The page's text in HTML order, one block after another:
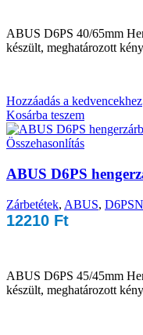
ABUS D6PS 40/65mm
készült, meghatározott
Hozzáadás a kedvencekhez
Kosárba teszem
Összehasonlítás
ABUS D6PS
Zárbetétek, ABUS, D6PSN
12210 Ft
ABUS D6PS 45/45mm
készült, meghatározott